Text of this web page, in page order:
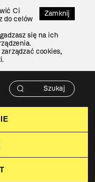
Zamknij
Ci
do celów
się na ich
cookies,